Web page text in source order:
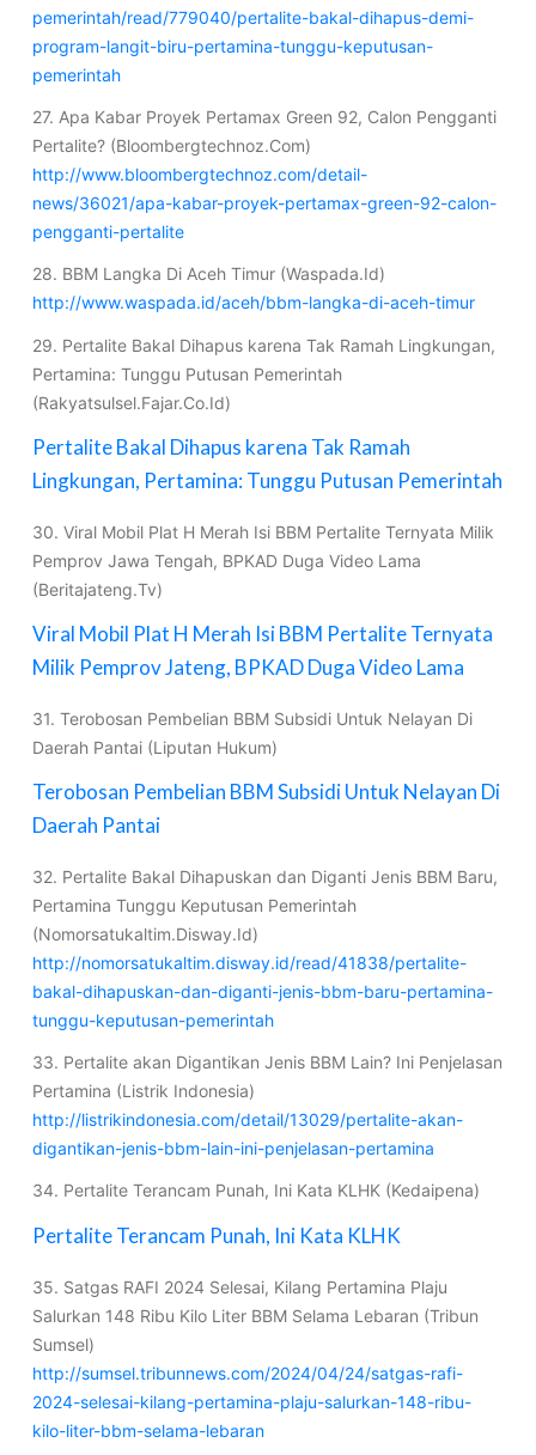
pemerintah/read/779040/pertalite-bakal-dihapus-demi-
program-langit-biru-pertamina-tunggu-keputusan-
pemerintah
27. Apa Kabar Proyek Pertamax Green 92, Calon Pengganti
Pertalite? (Bloombergtechnoz.Com)
http://www.bloombergtechnoz.com/detail-
news/36021/apa-kabar-proyek-pertamax-green-92-calon-
pengganti-pertalite
28. BBM Langka Di Aceh Timur (Waspada.Id)
http://www.waspada.id/aceh/bbm-langka-di-aceh-timur
29. Pertalite Bakal Dihapus karena Tak Ramah Lingkungan,
Pertamina: Tunggu Putusan Pemerintah
(Rakyatsulsel.Fajar.Co.Id)
Pertalite Bakal Dihapus karena Tak Ramah
Lingkungan, Pertamina: Tunggu Putusan Pemerintah
30. Viral Mobil Plat H Merah Isi BBM Pertalite Ternyata Milik
Pemprov Jawa Tengah, BPKAD Duga Video Lama
(Beritajateng.Tv)
Viral Mobil Plat H Merah Isi BBM Pertalite Ternyata
Milik Pemprov Jateng, BPKAD Duga Video Lama
31. Terobosan Pembelian BBM Subsidi Untuk Nelayan Di
Daerah Pantai (Liputan Hukum)
Terobosan Pembelian BBM Subsidi Untuk Nelayan Di
Daerah Pantai
32. Pertalite Bakal Dihapuskan dan Diganti Jenis BBM Baru,
Pertamina Tunggu Keputusan Pemerintah
(Nomorsatukaltim.Disway.Id)
http://nomorsatukaltim.disway.id/read/41838/pertalite-
bakal-dihapuskan-dan-diganti-jenis-bbm-baru-pertamina-
tunggu-keputusan-pemerintah
33. Pertalite akan Digantikan Jenis BBM Lain? Ini Penjelasan
Pertamina (Listrik Indonesia)
http://listrikindonesia.com/detail/13029/pertalite-akan-
digantikan-jenis-bbm-lain-ini-penjelasan-pertamina
34. Pertalite Terancam Punah, Ini Kata KLHK (Kedaipena)
Pertalite Terancam Punah, Ini Kata KLHK
35. Satgas RAFI 2024 Selesai, Kilang Pertamina Plaju
Salurkan 148 Ribu Kilo Liter BBM Selama Lebaran (Tribun
Sumsel)
http://sumsel.tribunnews.com/2024/04/24/satgas-rafi-
2024-selesai-kilang-pertamina-plaju-salurkan-148-ribu-
kilo-liter-bbm-selama-lebaran